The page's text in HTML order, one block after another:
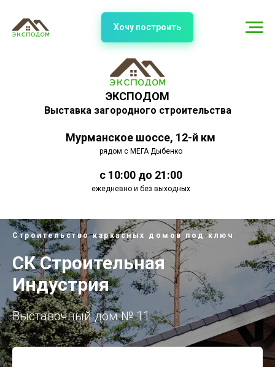
ЭКСПОДОМ
Выставка загородного строительства
Мурманское шоссе, 12-й км
рядом с МЕГА Дыбенко
с 10:00 до 21:00
ежедневно и без выходных
Хочу построить
Строительство каркасных домов под ключ
СК Строительная
Индустрия
Выставочный дом № 11